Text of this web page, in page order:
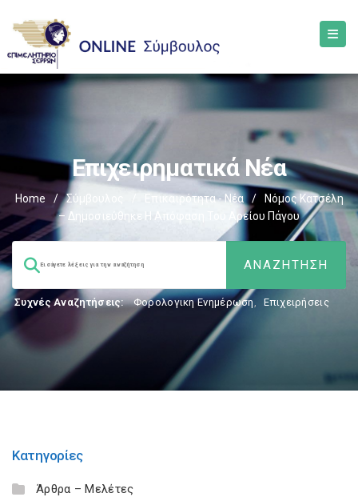
Επιχειρηματικά Νέα
Home / Σύμβουλος Επικαιρότητα - Νέα /
Νόμος Κατσέλη
– Δημοσιεύθηκε Η Απόφαση Του Αρείου Πάγου
Συχνές Αναζητήσεις: Φορολογικη Ενημέρωση, Επιχειρήσεις
Κατηγορίες
Άρθρα – Μελέτες